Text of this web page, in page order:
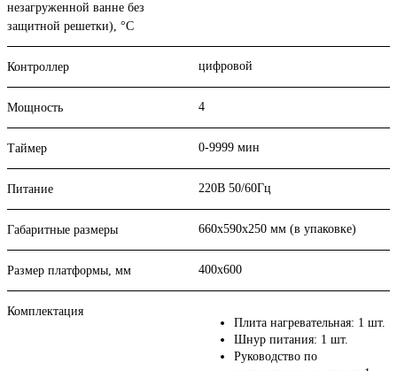
незагруженной ванне без
защитной решетки), °С
Контроллер цифровой
Мощность 4
Таймер 0-9999 мин
Питание 220В 50/60Гц
Габаритные размеры 660х590х250 мм (в упаковке)
Размер платформы, мм 400х600
Комплектация
Плита нагревательная: 1 шт.
Шнур питания: 1 шт.
Руководство по